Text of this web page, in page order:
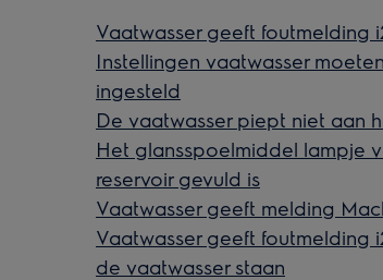
Vaatwasser geeft
Instellingen vaatwasser
ingesteld
De vaatwasser piept niet aan
Het glansspoelmiddel lampje
reservoir gevuld is
Vaatwasser geeft melding
Vaatwasser geeft foutmelding
de vaatwasser staan